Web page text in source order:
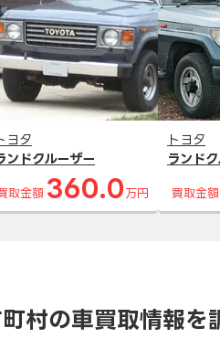
ヨタ
ンドクルーザー
取金額 360.0 万円
トヨタ
ランド
買取金額
村の車買取情報を